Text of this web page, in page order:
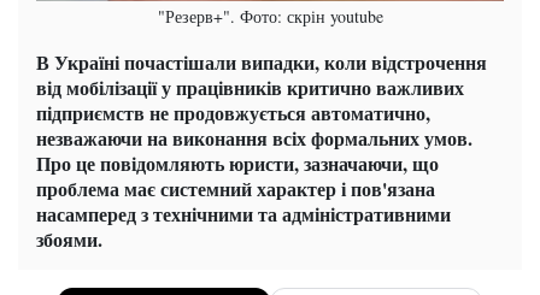
"Резерв+". Фото: скрін youtube
В Україні почастішали випадки, коли відстрочення
від мобілізації у працівників критично важливих
підприємств не продовжується автоматично,
незважаючи на виконання всіх формальних умов.
Про це повідомляють юристи, зазначаючи, що
проблема має системний характер і пов'язана
насамперед з технічними та адміністративними
збоями.